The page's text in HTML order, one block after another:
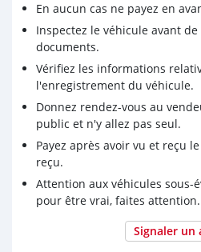
En aucun cas ne payez en
Inspectez le véhicule avant
documents.
Vérifiez les informations
l'enregistrement du véhicule.
Donnez rendez-vous au
public et n'y allez pas seul.
Payez après avoir vu et reçu
reçu.
Attention aux véhicules sous-
pour être vrai, faites attention.
Signaler un